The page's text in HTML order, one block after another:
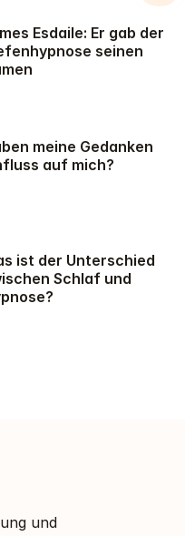
Esdaile: Er gab der
seinen
meine Gedanken
auf mich?
ist der Unterschied
Schlaf und
und